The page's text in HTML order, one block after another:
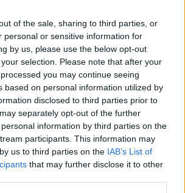
of the sale, sharing to third parties, or
personal or sensitive information for
by us, please use the below opt-out
selection. Please note that after your
you may continue seeing
based on personal information utilized by
disclosed to third parties prior to
separately opt-out of the further
information by third parties on the
participants. This information may
us to third parties on the IAB’s List of
that may further disclose it to other
Capelli
Capelli ha raccontato una
veronese dal loggiato di Piazza
una linea editoriale che
la storia locale sui social.
storica, possiede una
di programmi teatrali degli
veronesi come particolare